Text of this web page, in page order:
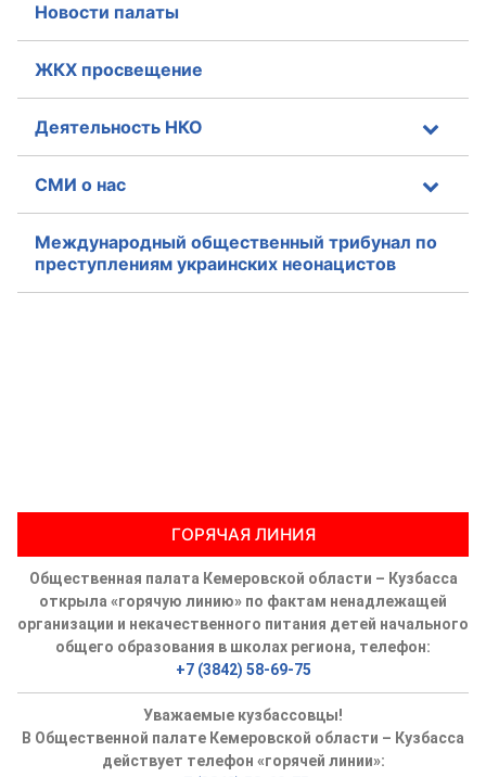
Доходы руководителя за 2024 г.
Новости палаты
ЖКХ просвещение
Деятельность НКО
СМИ о нас
Международный общественный трибунал по
преступлениям украинских неонацистов
ГОРЯЧАЯ ЛИНИЯ
Общественная палата Кемеровской области – Кузбасса
открыла «горячую линию» по фактам ненадлежащей
организации и некачественного питания детей начального
общего образования в школах региона, телефон:
+7 (3842) 58-69-75
Уважаемые кузбассовцы!
В Общественной палате Кемеровской области – Кузбасса
действует телефон «горячей линии»: